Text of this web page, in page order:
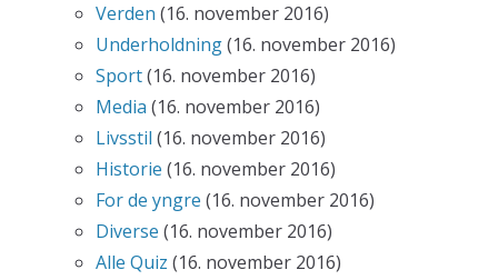
Verden (16. november 2016)
Underholdning(16. november 2016)
Sport(16. november 2016)
Media (16. november 2016)
Livsstil (16. november 2016)
Historie (16. november 2016)
For de yngre (16. november 2016)
Diverse (16. november 2016)
Alle Quiz (16. november 2016)